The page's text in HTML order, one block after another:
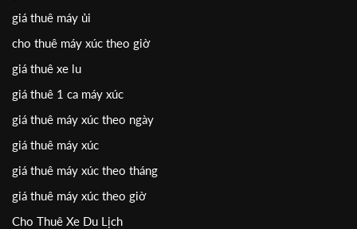
giá thuê máy ủi
cho thuê máy xúc theo giờ
giá thuê xe lu
giá thuê 1 ca máy xúc
giá thuê máy xúc theo ngày
giá thuê máy xúc
giá thuê máy xúc theo tháng
giá thuê máy xúc theo giờ
Cho Thuê Xe Du Lịch